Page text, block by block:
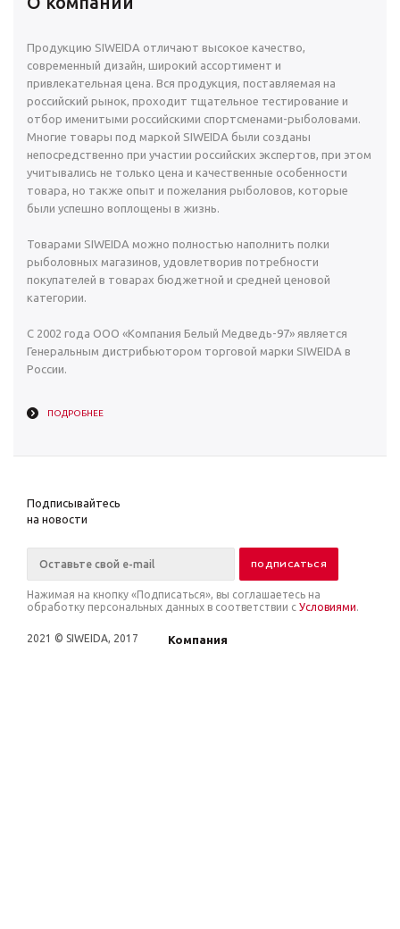
Продукцию SIWEIDA отличают высокое качество,
современный дизайн, широкий ассортимент и
привлекательная цена. Вся продукция, поставляемая на
российский рынок, проходит тщательное тестирование и
отбор именитыми российскими спортсменами-рыболовами.
Многие товары под маркой SIWEIDA были созданы
непосредственно при участии российских экспертов, при этом
учитывались не только цена и качественные особенности
товара, но также опыт и пожелания рыболовов, которые
были успешно воплощены в жизнь.
Товарами SIWEIDA можно полностью наполнить полки
рыболовных магазинов, удовлетворив потребности
покупателей в товарах бюджетной и средней ценовой
категории.
С 2002 года ООО «Компания Белый Медведь-97» является
Генеральным дистрибьютором торговой марки SIWEIDA в
России.
ПОДРОБНЕЕ
Подписывайтесь
на новости
Нажимая на кнопку «Подписаться», вы соглашаетесь на
обработку персональных данных в соответствии с Условиями.
2021 © SIWEIDA, 2017 Компания